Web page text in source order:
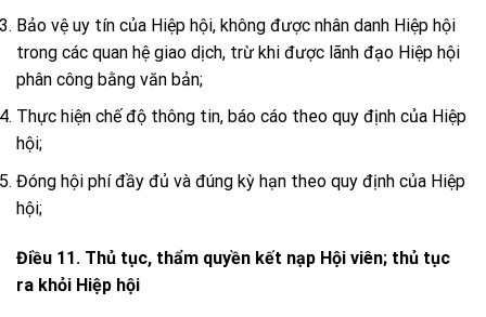
Bảo vệ uy tín của Hiệp hội, không được nhân danh Hiệp hội
trong các quan hệ giao dịch, trừ khi được lãnh đạo Hiệp hội
phân công bằng văn bản;
Thực hiện chế độ thông tin, báo cáo theo quy định của Hiệp
hội;
Đóng hội phí đầy đủ và đúng kỳ hạn theo quy định của Hiệp
hội;
Điều 11. Thủ tục, thẩm quyền kết nạp Hội viên; thủ tục
ra khỏi Hiệp hội